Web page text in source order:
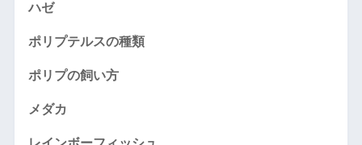
ハゼ
ポリプテルスの種類
ポリプの飼い方
メダカ